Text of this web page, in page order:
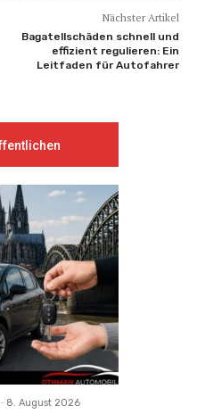
Nächster Artikel
Bagatellschäden schnell und
effizient regulieren: Ein
Leitfaden für Autofahrer
- 8. August 2026